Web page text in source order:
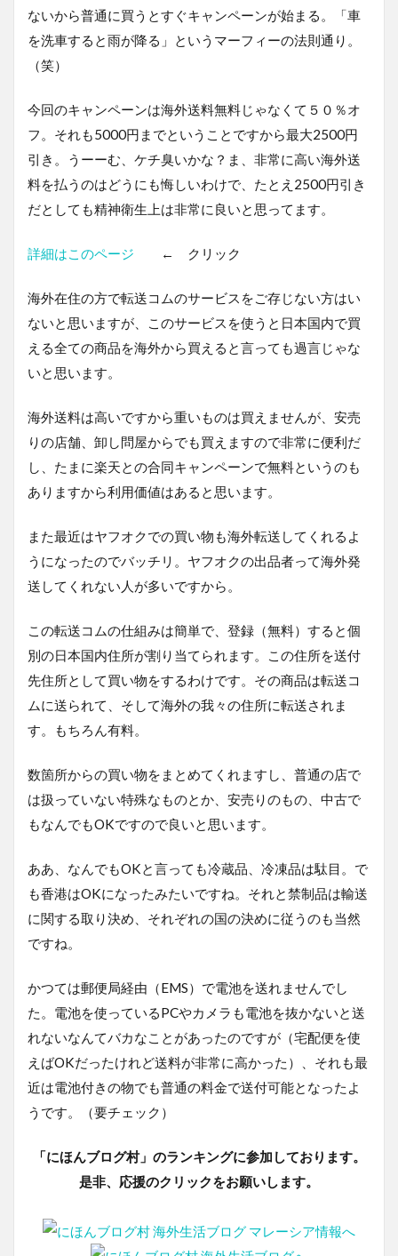
ないから普通に買うとすぐキャンペーンが始まる。「車
を洗車すると雨が降る」というマーフィーの法則通り。
（笑）
今回のキャンペーンは海外送料無料じゃなくて５０％オ
フ。それも5000円までということですから最大2500円
引き。うーーむ、ケチ臭いかな？ま、非常に高い海外送
料を払うのはどうにも悔しいわけで、たとえ2500円引き
だとしても精神衛生上は非常に良いと思ってます。
詳細はこのページ ← クリック
海外在住の方で転送コムのサービスをご存じない方はい
ないと思いますが、このサービスを使うと日本国内で買
える全ての商品を海外から買えると言っても過言じゃな
いと思います。
海外送料は高いですから重いものは買えませんが、安売
りの店舗、卸し問屋からでも買えますので非常に便利だ
し、たまに楽天との合同キャンペーンで無料というのも
ありますから利用価値はあると思います。
また最近はヤフオクでの買い物も海外転送してくれるよ
うになったのでバッチリ。ヤフオクの出品者って海外発
送してくれない人が多いですから。
この転送コムの仕組みは簡単で、登録（無料）すると個
別の日本国内住所が割り当てられます。この住所を送付
先住所として買い物をするわけです。その商品は転送コ
ムに送られて、そして海外の我々の住所に転送されま
す。もちろん有料。
数箇所からの買い物をまとめてくれますし、普通の店で
は扱っていない特殊なものとか、安売りのもの、中古で
もなんでもOKですので良いと思います。
ああ、なんでもOKと言っても冷蔵品、冷凍品は駄目。で
も香港はOKになったみたいですね。それと禁制品は輸送
に関する取り決め、それぞれの国の決めに従うのも当然
ですね。
かつては郵便局経由（EMS）で電池を送れませんでし
た。電池を使っているPCやカメラも電池を抜かないと送
れないなんてバカなことがあったのですが（宅配便を使
えばOKだったけれど送料が非常に高かった）、それも最
近は電池付きの物でも普通の料金で送付可能となったよ
うです。（要チェック）
「にほんブログ村」のランキングに参加しております。
是非、応援のクリックをお願いします。